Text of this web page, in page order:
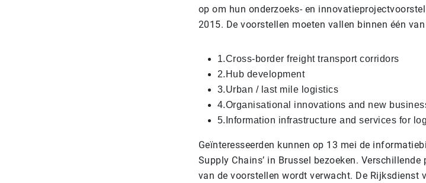
op om hun onderzoeks- en
2015. De voorstellen moeten vallen binnen één
1.Cross-border freight transport corridors
2.Hub development
3.Urban / last mile logistics
4.Organisational innovations and new
5.Information infrastructure and services for
Geïnteresseerden kunnen op 13 mei de
Supply Chains’ in Brussel bezoeken.
van de voorstellen wordt verwacht. De Rijksdienst